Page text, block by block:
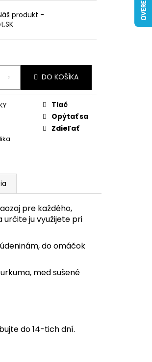
produkt -
DO KOŠÍKA
Tlač
Opýtať sa
Zdieľať
pre každého,
určite ju využijete pri
do omáčok
med sušené
do 14-tich dní.